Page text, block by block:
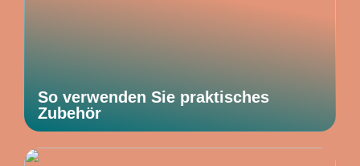
So verwenden Sie praktisches
Zubehör